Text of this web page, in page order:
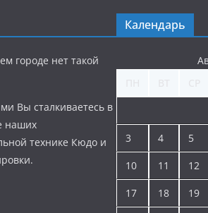
городе нет такой
Вы сталкиваетесь в
наших
технике Кюдо и
Календарь
3 4 5
10 11 12
17 18 19